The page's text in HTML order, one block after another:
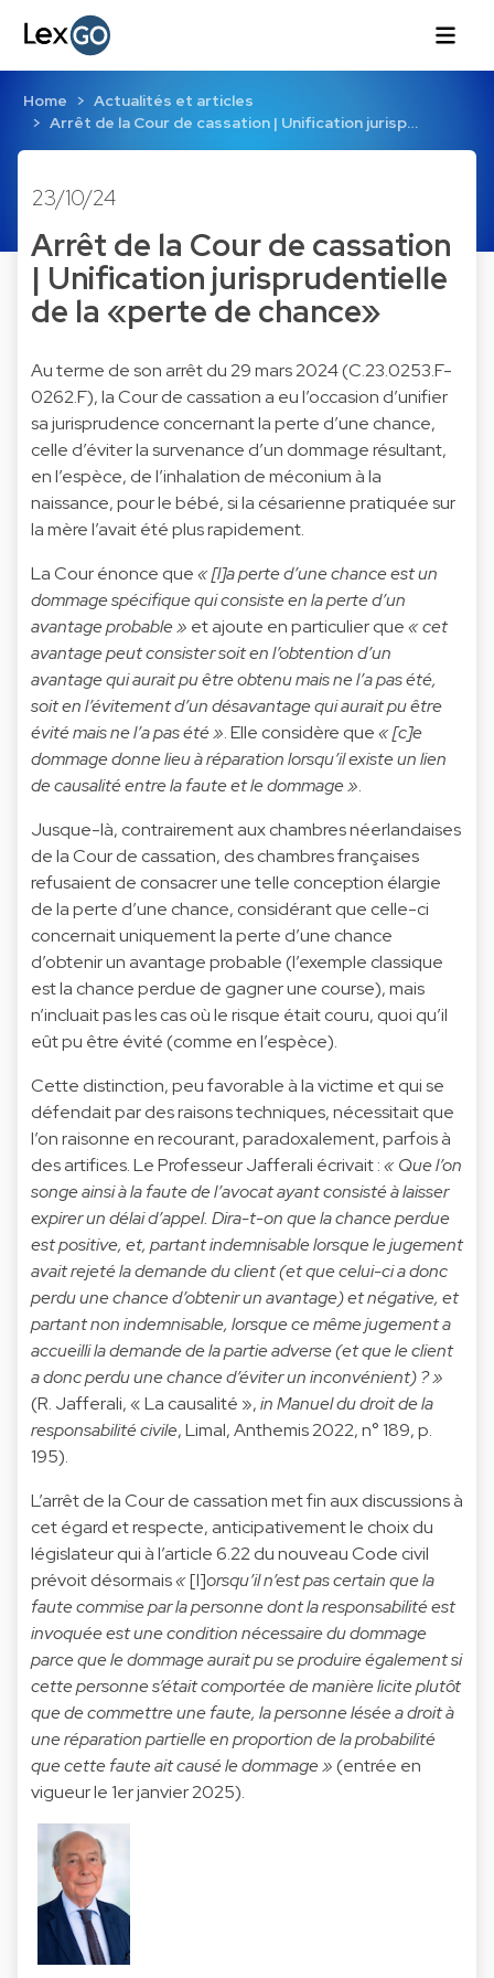
Home
Actualités et articles
Arrêt de la Cour de cassation | Unification jurisp…
23/10/24
Arrêt de la Cour de cassation
| Unification jurisprudentielle
de la «perte de chance»
Au terme de son arrêt du 29 mars 2024 (C.23.0253.F-
0262.F), la Cour de cassation a eu l’occasion d’unifier
sa jurisprudence concernant la perte d’une chance,
celle d’éviter la survenance d’un dommage résultant,
en l’espèce, de l’inhalation de méconium à la
naissance, pour le bébé, si la césarienne pratiquée sur
la mère l’avait été plus rapidement.
La Cour énonce que« [l]a perte d’une chance est un
dommage spécifique qui consiste en la perte d’un
avantage probable » et ajoute en particulier que« cet
avantage peut consister soit en l’obtention d’un
avantage qui aurait pu être obtenu mais ne l’a pas été,
soit en l’évitement d’un désavantage qui aurait pu être
évité mais ne l’a pas été ». Elle considère que« [c]e
dommage donne lieu à réparation lorsqu’il existe un lien
de causalité entre la faute et le dommage ».
Jusque-là, contrairement aux chambres néerlandaises
de la Cour de cassation, des chambres françaises
refusaient de consacrer une telle conception élargie
de la perte d’une chance, considérant que celle-ci
concernait uniquement la perte d’une chance
d’obtenir un avantage probable (l’exemple classique
est la chance perdue de gagner une course), mais
n’incluait pas les cas où le risque était couru, quoi qu’il
eût pu être évité (comme en l’espèce).
Cette distinction, peu favorable à la victime et qui se
défendait par des raisons techniques, nécessitait que
l’on raisonne en recourant, paradoxalement, parfois à
des artifices. Le ProfesseurJafferali écrivait :« Que l’on
songe ainsi à la faute de l’avocat ayant consisté à laisser
expirer un délai d’appel. Dira-t-on que la chance perdue
est positive, et, partant indemnisable lorsque le jugement
avait rejeté la demande du client (et que celui-ci a donc
perdu une chance d’obtenir un avantage) et négative, et
partant non indemnisable, lorsque ce même jugement a
accueilli la demande de la partie adverse (et que le client
a donc perdu une chance d’éviter un inconvénient) ? »
(R. Jafferali, « La causalité »,in Manuel du droit de la
responsabilité civile, Limal, Anthemis 2022, n° 189, p.
195).
L’arrêt de la Cour de cassation met fin aux discussions à
cet égard et respecte, anticipativement le choix du
législateur qui à l’article 6.22 du nouveau Code civil
prévoit désormais«[l]orsqu’il n’est pas certain que la
faute commise par la personne dont la responsabilité est
invoquée est une condition nécessaire du dommage
parce que le dommage aurait pu se produire également si
cette personne s’était comportée de manière licite plutôt
que de commettre une faute, la personne lésée a droit à
une réparation partielle en proportion de la probabilité
que cette faute ait causé le dommage »(entrée en
vigueur le 1er janvier 2025).